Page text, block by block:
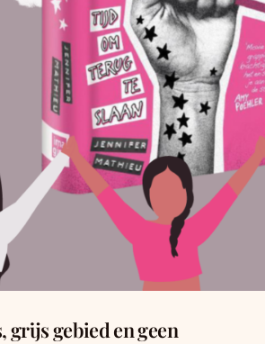
grijs gebied en geen